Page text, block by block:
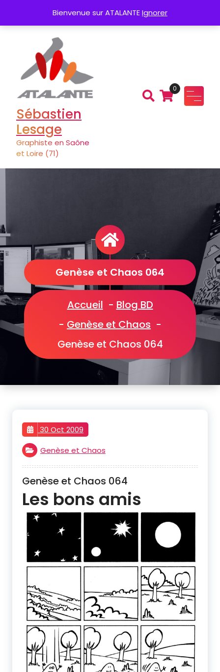
Bienvenue sur ATALANTEIgnorer
contenu
Charte graphique
Sébastien
Lesage
Graphiste en Saône
et Loire (71)
0
Genèse et Chaos 064
Accueil - Blog BD
- Genèse et Chaos -
Genèse et Chaos 064
30 Oct 2009
Genèse et Chaos
Genèse et Chaos 064
Les bons amis